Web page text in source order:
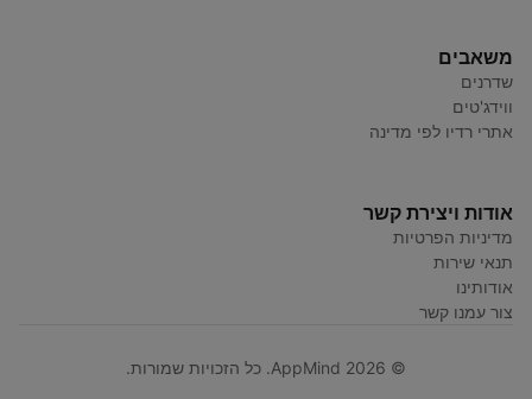
משאבים
שדרנים
ווידג'טים
אתרי רדיו לפי מדינה
אודות ויצירת קשר
מדיניות הפרטיות
תנאי שירות
אודותינו
צור עמנו קשר
© AppMind 2026. כל הזכויות שמורות.